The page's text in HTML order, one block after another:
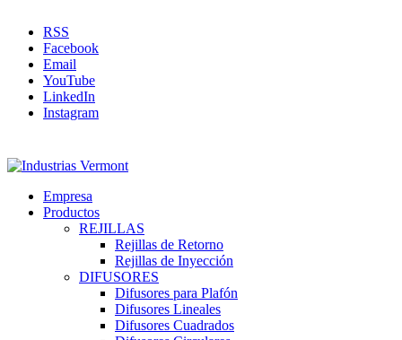
RSS
Facebook
Email
YouTube
LinkedIn
Instagram
Empresa
Productos
REJILLAS
Rejillas de Retorno
Rejillas de Inyección
DIFUSORES
Difusores para Plafón
Difusores Lineales
Difusores Cuadrados